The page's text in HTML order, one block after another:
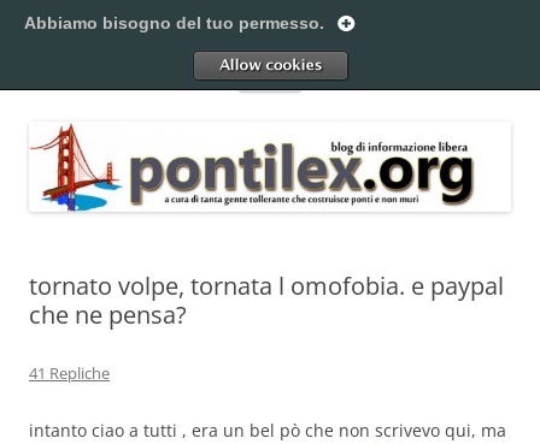
al
Pontilex
Menu
tornato volpe, tornata l omofobia. e paypal
che ne pensa?
41 Repliche
intanto ciao a tutti , era un bel pò che non scrivevo qui, ma
Abbiamo bisogno del tuo permesso.